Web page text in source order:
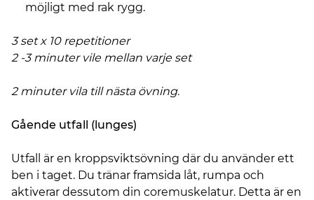
möjligt med rak rygg.
3 set x 10 repetitioner
2 -3 minuter vile mellan varje set
2 minuter vila till nästa övning.
Gående utfall (lunges)
Utfall är en kroppsviktsövning där du använder ett
ben i taget. Du tränar framsida låt, rumpa och
aktiverar dessutom din coremuskelatur. Detta är en